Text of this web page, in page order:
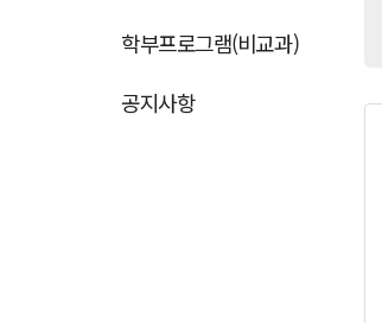
학부프로그램(비교과)
공지사항